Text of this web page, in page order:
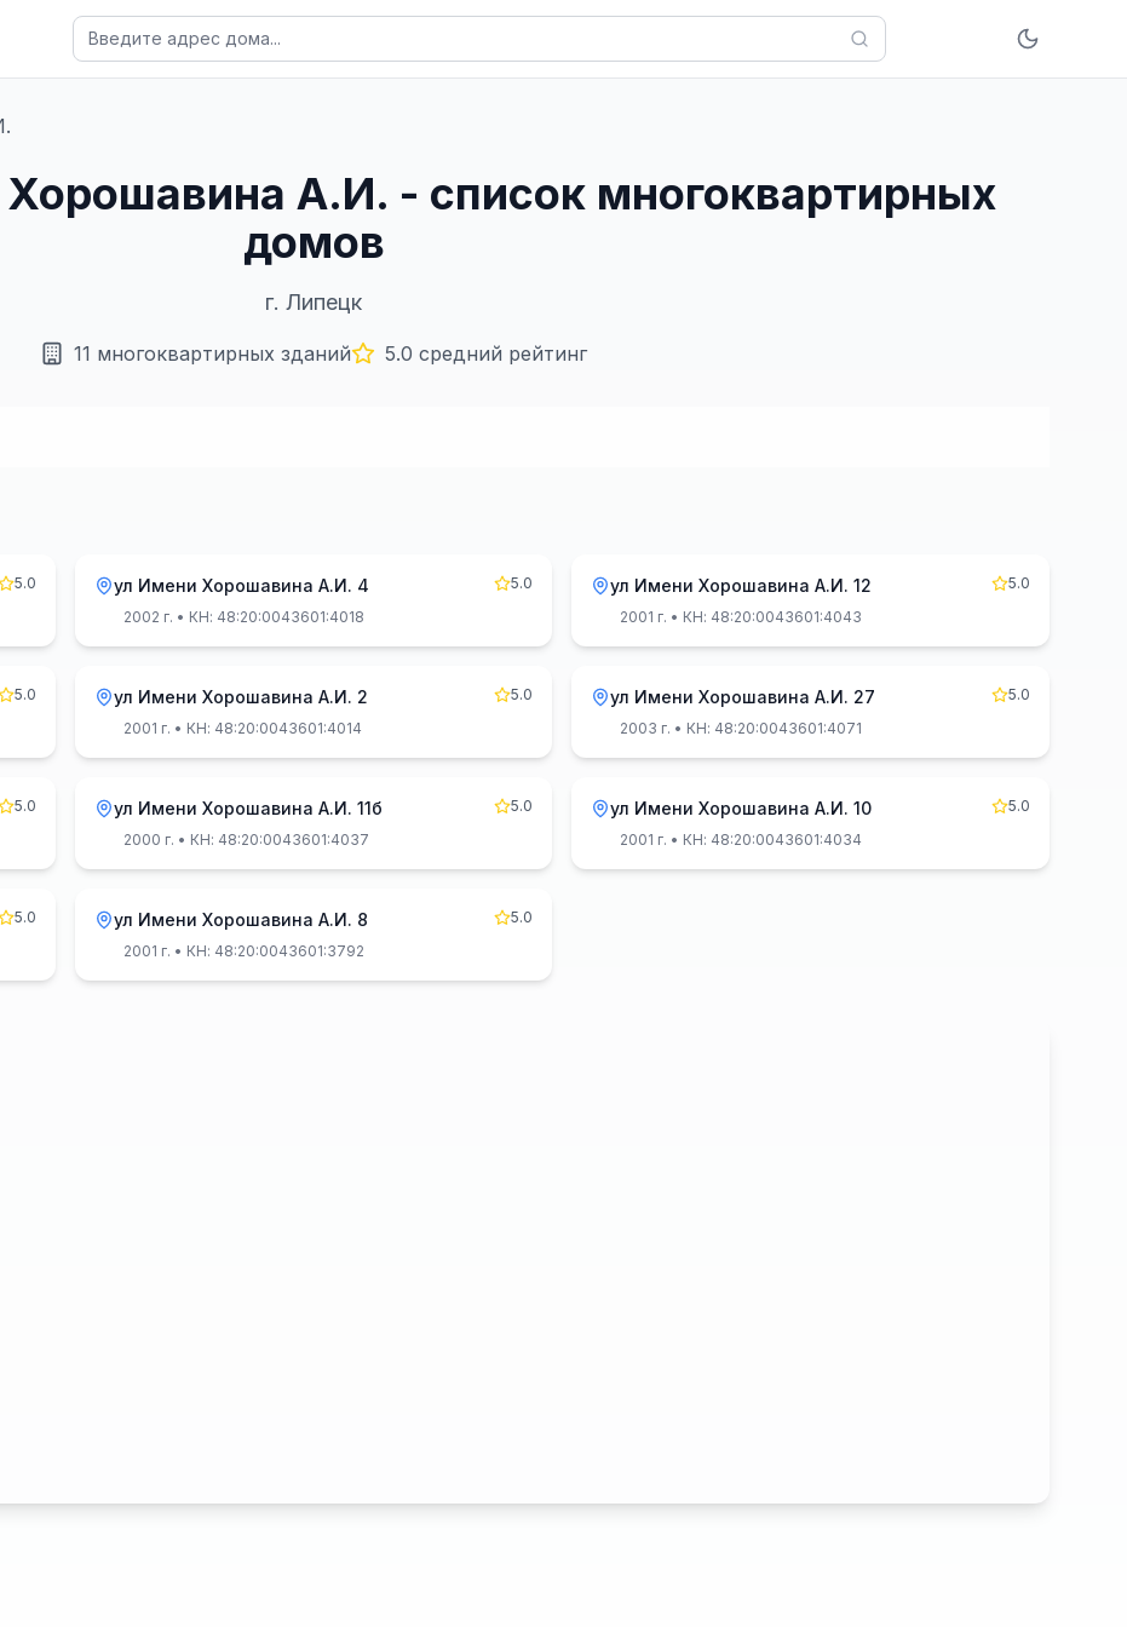
А.И. - список многоквартирных
домов
г. Липецк
11 многоквартирных зданий 5.0 средний рейтинг
5.0
ул Имени Хорошавина А.И. 4
5.0
2002 г. • КН: 48:20:0043601:4018
ул Имени Хорошавина А.И. 12
5.0
2001 г. • КН: 48:20:0043601:4043
5.0
ул Имени Хорошавина А.И. 2
5.0
2001 г. • КН: 48:20:0043601:4014
ул Имени Хорошавина А.И. 27
5.0
2003 г. • КН: 48:20:0043601:4071
5.0
ул Имени Хорошавина А.И. 11б
5.0
2000 г. • КН: 48:20:0043601:4037
ул Имени Хорошавина А.И. 10
5.0
2001 г. • КН: 48:20:0043601:4034
5.0
ул Имени Хорошавина А.И. 8
5.0
2001 г. • КН: 48:20:0043601:3792